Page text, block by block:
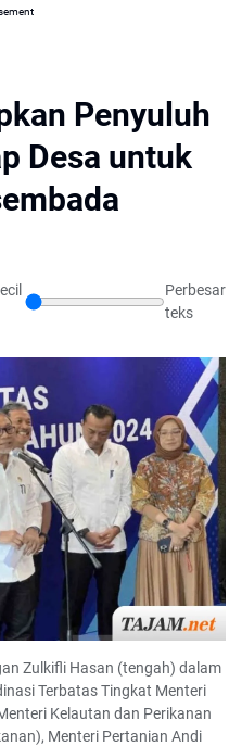
Penyuluh
Desa untuk
Perbesar
teks
Zulkifli Hasan (tengah) dalam
Terbatas Tingkat Menteri
Kelautan dan Perikanan
Menteri Pertanian Andi